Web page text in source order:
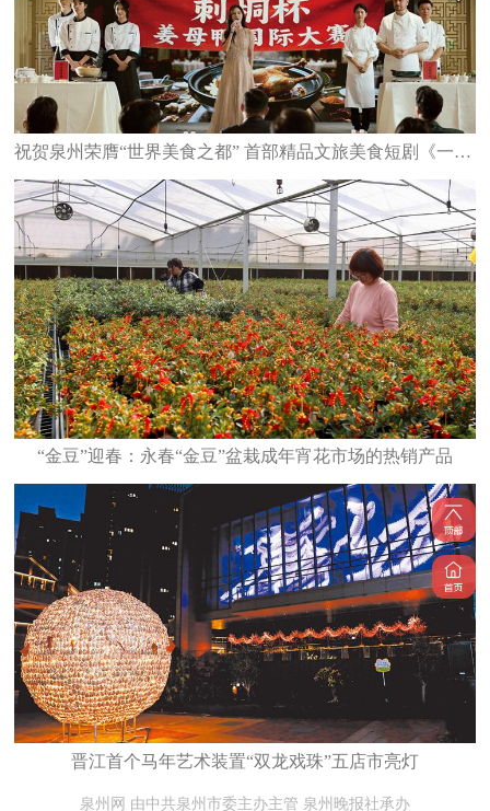
祝贺泉州荣膺“世界美食之都” 首部精品文旅美食短剧《一碗泉州之姜母鸭》6日上线
“金豆”迎春：永春“金豆”盆栽成年宵花市场的热销产品
晋江首个马年艺术装置“双龙戏珠”五店市亮灯
泉州网 由中共泉州市委主办主管 泉州晚报社承办